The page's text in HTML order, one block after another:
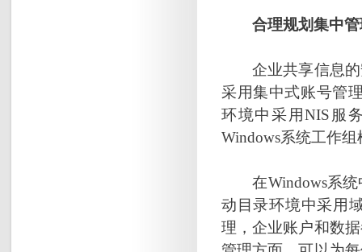
合理规划集中管
企业共享信息的
采用集中式账号管
环境中采用NIS服
Windows系统工作
在Windows系统
动目录环境中采用
理，企业账户和数